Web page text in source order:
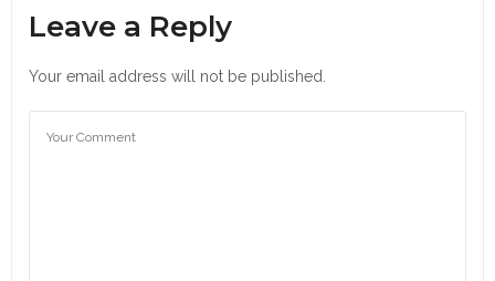
Leave a Reply
Your email address will not be published.